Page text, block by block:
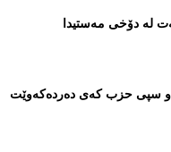
لە دۆخی مەستیدا
سپی حزب کەی دەردەکەوێت